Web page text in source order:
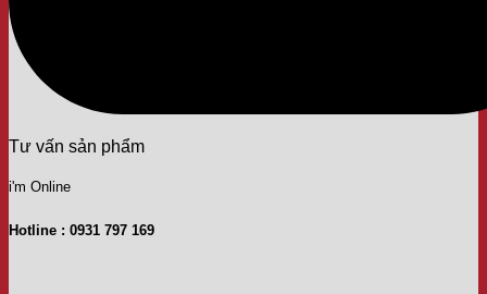
Tư vấn sản phẩm
i'm Online
Hotline : 0931 797 169